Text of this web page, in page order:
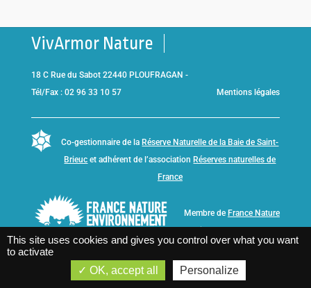
VivArmor Nature
18 C Rue du Sabot 22440 PLOUFRAGAN -
Tél/Fax : 02 96 33 10 57
Mentions légales
Co-gestionnaire de la Réserve Naturelle de la Baie de Saint-
Brieuc et adhérent de l’association Réserves naturelles de
France
Membre de France Nature
This site uses cookies and gives you control over what you want
to activate
OK, accept all
Personalize